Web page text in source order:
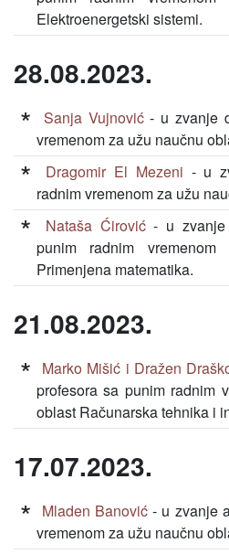
Elektroenergetski sistemi.
28.08.2023.
Sanja Vujnović- u zvanje
vremenom za užu naučnu
Dragomir El Mezeni - u
radnim vremenom za užu
Nataša Ćirović- u zvanje
punim radnim
Primenjena matematika.
21.08.2023.
Marko Mišić i Dražen
profesora sa punim radnim
oblast Računarska tehnika i
17.07.2023.
Mladen Banović - u zvanje
vremenom za užu naučnu